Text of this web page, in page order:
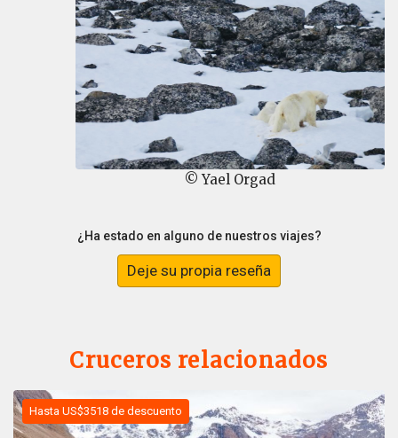
© Yael Orgad
¿Ha estado en alguno de nuestros viajes?
Deje su propia reseña
Cruceros relacionados
Hasta US$3518 de descuento